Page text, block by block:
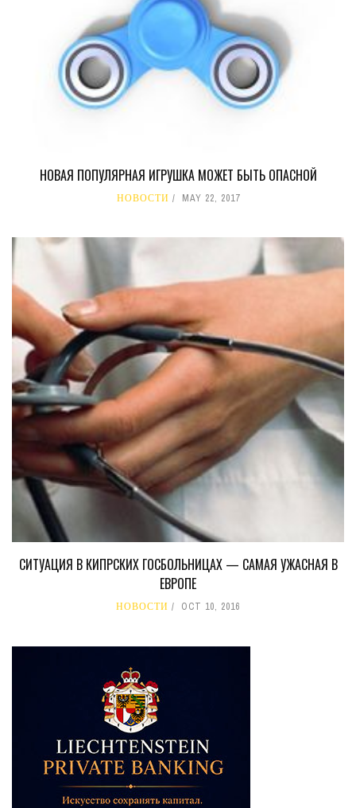
НОВАЯ ПОПУЛЯРНАЯ ИГРУШКА МОЖЕТ БЫТЬ ОПАСНОЙ
НОВОСТИ MAY 22, 2017
СИТУАЦИЯ В КИПРСКИХ ГОСБОЛЬНИЦАХ — САМАЯ УЖАСНАЯ В
ЕВРОПЕ
НОВОСТИ OCT 10, 2016